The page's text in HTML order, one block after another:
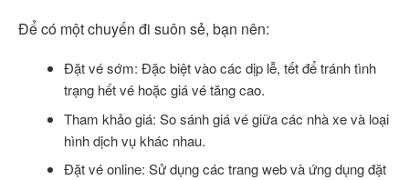
Để có một chuyến đi suôn sẻ, bạn nên:
Đặt vé sớm: Đặc biệt vào các dịp lễ, tết để tránh tình
trạng hết vé hoặc giá vé tăng cao.
Tham khảo giá: So sánh giá vé giữa các nhà xe và loại
hình dịch vụ khác nhau.
Đặt vé online: Sử dụng các trang web và ứng dụng đặt